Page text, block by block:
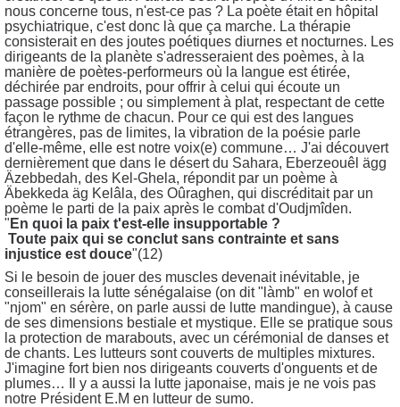
nous concerne tous, n'est-ce pas ? La poète était en hôpital
psychiatrique, c'est donc là que ça marche. La thérapie
consisterait en des joutes poétiques diurnes et nocturnes. Les
dirigeants de la planète s'adresseraient des poèmes, à la
manière de poètes-performeurs où la langue est étirée,
déchirée par endroits, pour offrir à celui qui écoute un
passage possible ; ou simplement à plat, respectant de cette
façon le rythme de chacun. Pour ce qui est des langues
étrangères, pas de limites, la vibration de la poésie parle
d'elle-même, elle est notre voix(e) commune… J'ai découvert
dernièrement que dans le désert du Sahara, Eberzeouêl ägg
Äzebbedah, des Kel-Ghela, répondit par un poème à
Äbekkeda äg Kelâla, des Oûraghen, qui discréditait par un
poème le parti de la paix après le combat d'Oudjmîden.
" En quoi la paix t'est-elle insupportable ?
Toute paix qui se conclut sans contrainte et sans
injustice est douce"(12)
Si le besoin de jouer des muscles devenait inévitable, je
conseillerais la lutte sénégalaise (on dit "làmb" en wolof et
"njom" en sérère, on parle aussi de lutte mandingue), à cause
de ses dimensions bestiale et mystique. Elle se pratique sous
la protection de marabouts, avec un cérémonial de danses et
de chants. Les lutteurs sont couverts de multiples mixtures.
J'imagine fort bien nos dirigeants couverts d'onguents et de
plumes… Il y a aussi la lutte japonaise, mais je ne vois pas
notre Président E.M en lutteur de sumo.